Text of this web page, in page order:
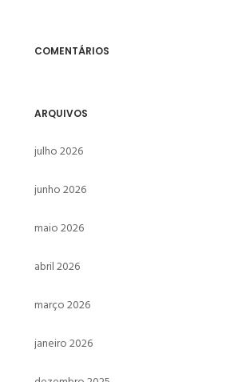
COMENTÁRIOS
ARQUIVOS
julho 2026
junho 2026
maio 2026
abril 2026
março 2026
janeiro 2026